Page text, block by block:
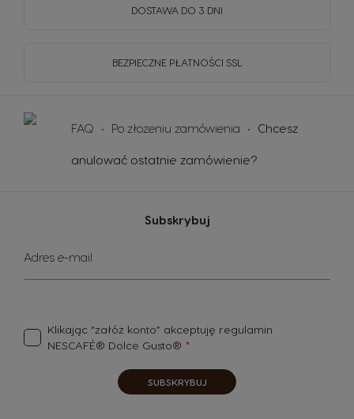
DOSTAWA DO 3 DNI
BEZPIECZNE PŁATNOŚCI SSL
FAQ Po złożeniu zamówienia Chcesz
anulować ostatnie zamówienie?
Subskrybuj
Subskrybuj
nasz
newsletter:
Adres e-mail
Klikając “załóż konto” akceptuję regulamin
NESCAFÉ® Dolce Gusto®
SUBSKRYBUJ